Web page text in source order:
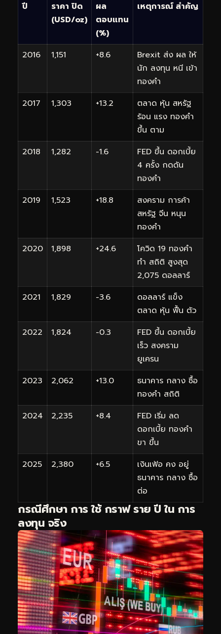
ปี
ราคา ปิด
(USD/oz)
ผล
ตอบแทน
(%)
เหตุการณ์ สำคัญ
2016 1,151 +8.6
Brexit ส่ง ผล ให้
นัก ลงทุน หนี เข้า
ทองคำ
2017
1,303 +13.2
ตลาด หุ้น สหรัฐ
ร้อน แรง ทองคำ
ขึ้น ตาม
2018
1,282 -1.6
FED ขึ้น ดอกเบี้ย
4 ครั้ง กดดัน
ทองคำ
2019
1,523 +18.8
สงคราม การค้า
สหรัฐ จีน หนุน
ทองคำ
2020
1,898 +24.6
โควิด 19 ทองคำ
ทำ สถิติ สูงสุด
2,075 ดอลลาร์
2021
1,829 -3.6
ดอลลาร์ แข็ง
ตลาด หุ้น ฟื้น ตัว
2022
1,824 -0.3
FED ขึ้น ดอกเบี้ย
เร็ว สงคราม
ยูเครน
2023
2,062 +13.0
ธนาคาร กลาง ซื้อ
ทองคำ สถิติ
2024
2,235 +8.4
FED เริ่ม ลด
ดอกเบี้ย ทองคำ
ขา ขึ้น
2025
2,380 +6.5
เงินเฟ้อ คง อยู่
ธนาคาร กลาง ซื้อ
ต่อ
กรณีศึกษา การ ใช้ กราฟ ราย ปี ใน การ
ลงทุน จริง